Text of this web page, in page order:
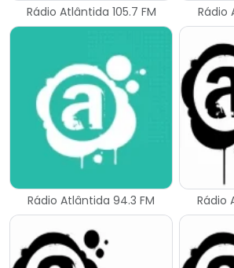
Rádio Atlântida 105.7 FM Rádio
Rádio Atlântida 94.3 FM Rádio